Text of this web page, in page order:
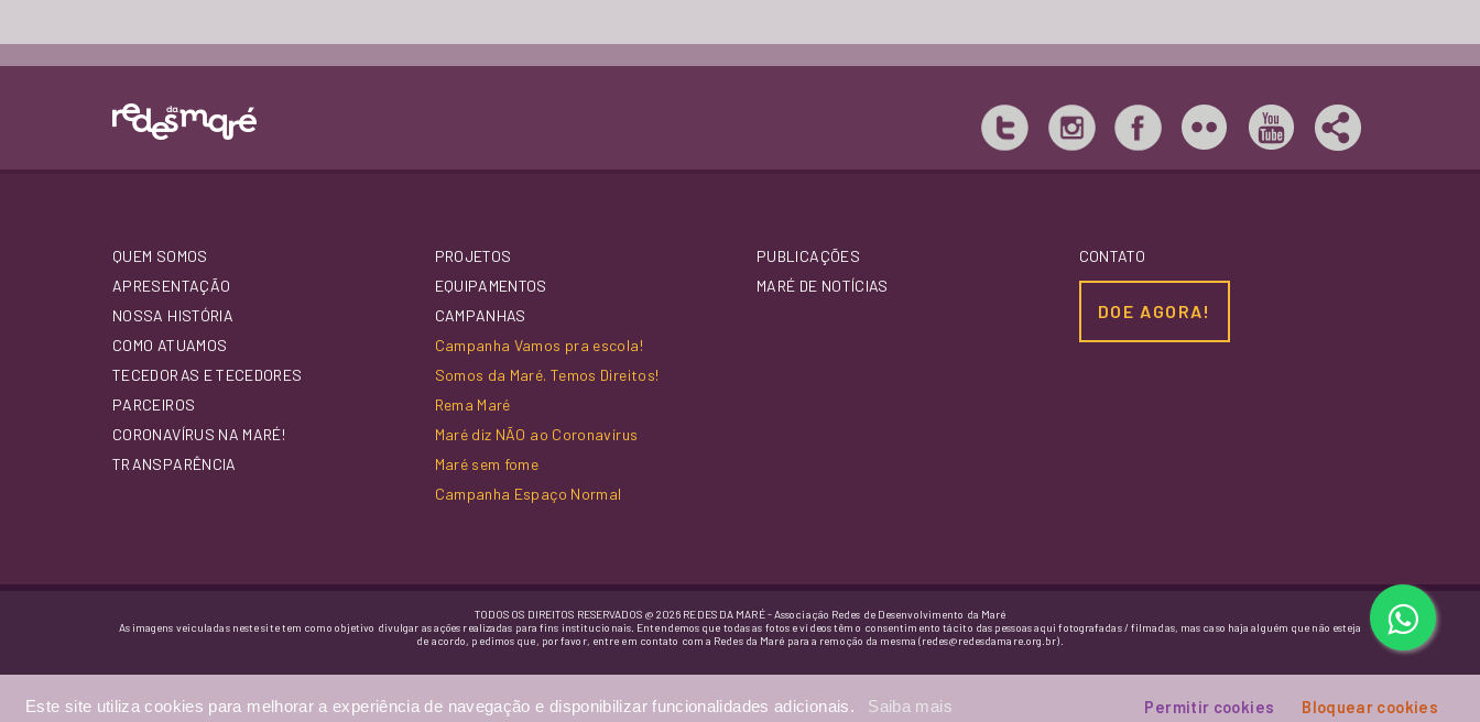
QUEM SOMOS
APRESENTAÇÃO
NOSSA HISTÓRIA
COMO ATUAMOS
TECEDORAS E TECEDORES
PARCEIROS
CORONAVÍRUS NA MARÉ!
TRANSPARÊNCIA
PROJETOS
EQUIPAMENTOS
CAMPANHAS
Campanha Vamos pra escola!
Somos da Maré. Temos Direitos!
Rema Maré
Maré diz NÃO ao Coronavírus
Maré sem fome
Campanha Espaço Normal
PUBLICAÇÕES
MARÉ DE NOTÍCIAS
CONTATO
DOE AGORA!
TODOS OS DIREITOS RESERVADOS @ 2026 REDES DA MARÉ - Associação Redes de Desenvolvimento da Maré
As imagens veiculadas neste site tem como objetivo divulgar as ações realizadas para fins institucionais. Entendemos que todas as fotos e vídeos têm o consentimento tácito das pessoas aqui fotografadas / filmadas, mas caso haja alguém que não esteja
de acordo, pedimos que, por favor, entre em contato com a Redes da Maré para a remoção da mesma (redes@redesdamare.org.br).
Este site utiliza cookies para melhorar a experiência de navegação e disponibilizar funcionalidades adicionais. Saiba mais Bloquear cookies
Permitir cookies